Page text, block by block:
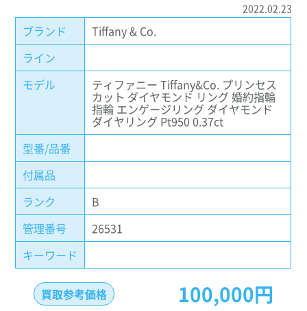
2022.02.23
ブランド
Tiffany & Co.
ライン
モデル
ティファニー Tiffany&Co. プリンセス
カット ダイヤモンド リング 婚約指輪
指輪 エンゲージリング ダイヤモンド
ダイヤリング Pt950 0.37ct
型番/品番
付属品
ランク
B
管理番号
26531
キーワード
買取参考価格 100,000円